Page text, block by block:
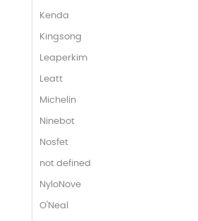
Kenda
Kingsong
Leaperkim
Leatt
Michelin
Ninebot
Nosfet
not defined
NyloNove
O'Neal